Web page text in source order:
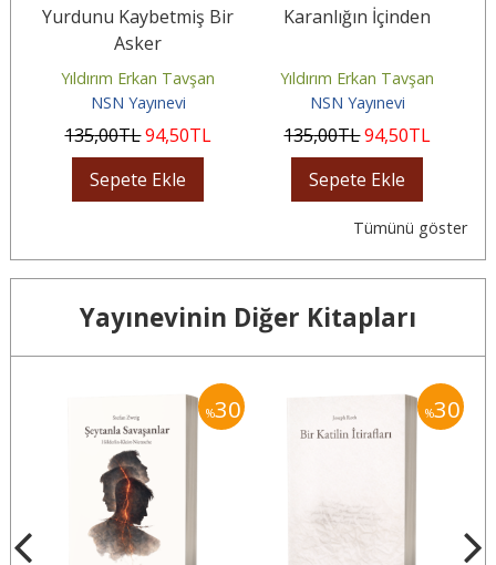
Yurdunu Kaybetmiş Bir
Asker
Yıldırım Erkan Tavşan
NSN Yayınevi
135,00TL94,50TL
Sepete Ekle
Karanlığın İçinden
Yıldırım Erkan Tavşan
NSN Yayınevi
135,00TL94,50TL
Sepete Ekle
Tümünü göster
Yayınevinin Diğer Kitapları
%30 %30